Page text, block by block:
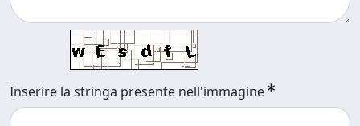
Inserire la stringa presente nell'immagine